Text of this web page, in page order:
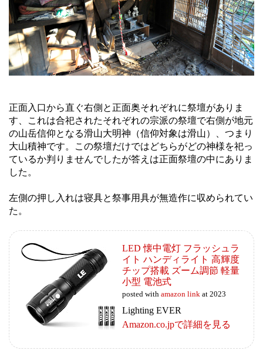
正面入口から直ぐ右側と正面奥それぞれに祭壇がありま
す、これは合祀されたそれぞれの宗派の祭壇で右側が地元
の山岳信仰となる滑山大明神（信仰対象は滑山）、つまり
大山積神です。この祭壇だけではどちらがどの神様を祀っ
ているか判りませんでしたが答えは正面祭壇の中にありま
した。
左側の押し入れは寝具と祭事用具が無造作に収められてい
た。
LED 懐中電灯 フラッシュラ
イト ハンディライト 高輝度
チップ搭載 ズーム調節 軽量
小型 電池式
posted with amazon link at 2023
Lighting EVER
Amazon.co.jpで詳細を見る